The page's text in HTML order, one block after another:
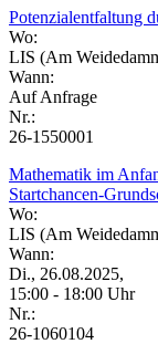
Potenzialentfaltung
Wo:
LIS (Am
Wann:
Auf Anfrage
Nr.:
26-1550001
Mathematik im
Startchancen-
Wo:
LIS (Am
Wann:
Di., 26.08.2025,
15:00 - 18:00 Uhr
Nr.:
26-1060104